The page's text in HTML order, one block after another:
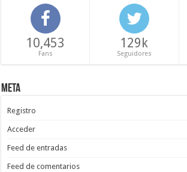
10,453
Fans
129k
Seguidores
Meta
Registro
Acceder
Feed de entradas
Feed de comentarios